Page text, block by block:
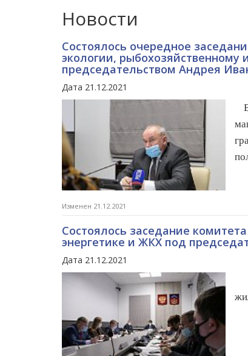
Новости
Состоялось очередное
экологии,
председательством Андрея
Дата 21.12.2021
В
Изменен 21.12.2021
Состоялось заседание
энергетике и ЖКХ под
Дата 21.12.2021